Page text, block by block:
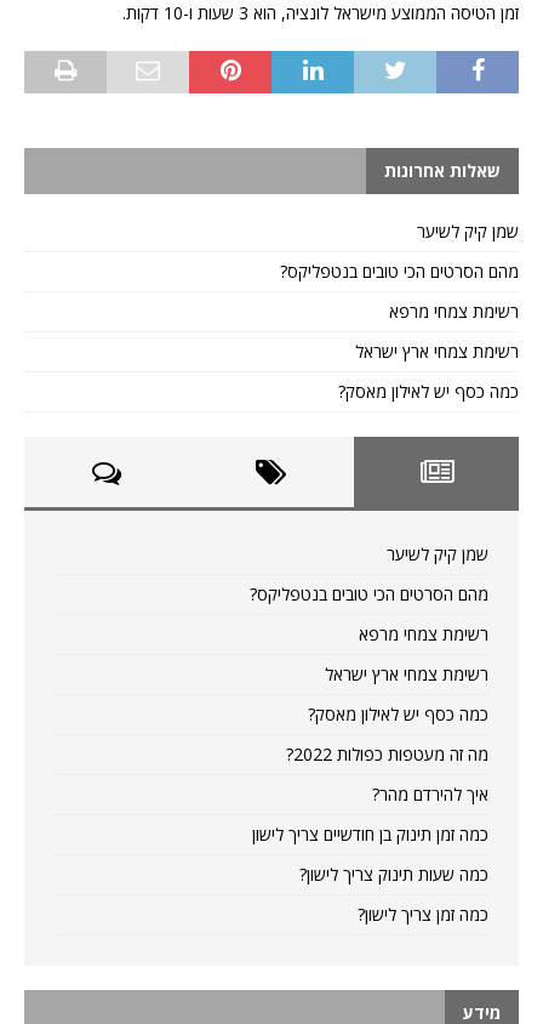
זמן הטיסה הממוצע מישראל לונציה, הוא 3 שעות ו-10 דקות.
שאלות אחרונות
שמן קיק לשיער
מהם הסרטים הכי טובים בנטפליקס?
רשימת צמחי מרפא
רשימת צמחי ארץ ישראל
כמה כסף יש לאילון מאסק?
שמן קיק לשיער
מהם הסרטים הכי טובים בנטפליקס?
רשימת צמחי מרפא
רשימת צמחי ארץ ישראל
כמה כסף יש לאילון מאסק?
מה זה מעטפות כפולות 2022?
איך להירדם מהר?
כמה זמן תינוק בן חודשיים צריך לישון
כמה שעות תינוק צריך לישון?
כמה זמן צריך לישון?
מידע